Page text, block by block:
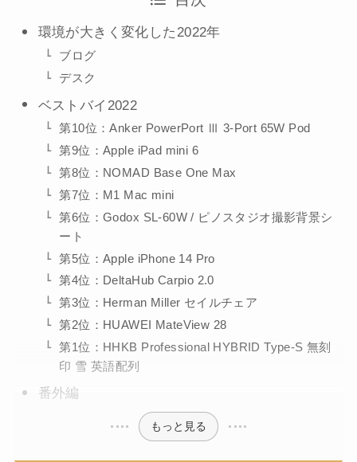
環境が大きく変化した2022年
ブログ
デスク
ベストバイ2022
第10位：Anker PowerPort Ⅲ 3-Port 65W Pod
第9位：Apple iPad mini 6
第8位：NOMAD Base One Max
第7位：M1 Mac mini
第6位：Godox SL-60W / ピノスタジオ撮影背景シ
ート
第5位：Apple iPhone 14 Pro
第4位：DeltaHub Carpio 2.0
第3位：Herman Miller セイルチェア
第2位：HUAWEI MateView 28
第1位：HHKB Professional HYBRID Type-S 無刻
印 雪 英語配列
番外編
もっと見る